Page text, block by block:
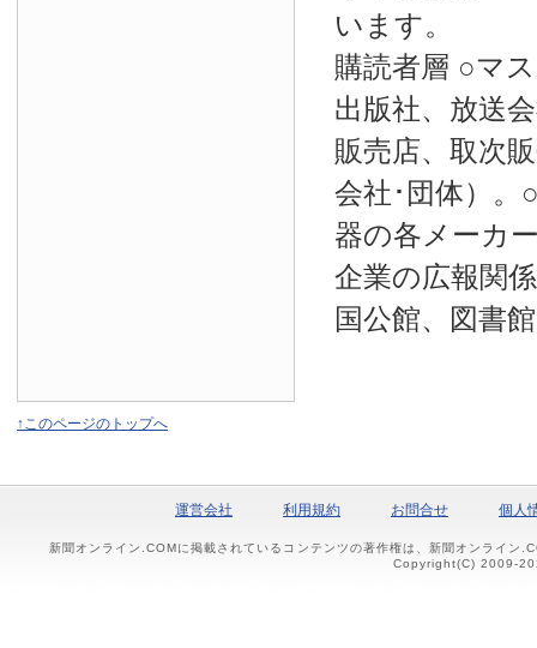
います。
購読者層 ○マ
出版社、放送
販売店、取次
会社･団体）。
器の各メーカ
企業の広報関
国公館、図書
↑このページのトップへ
運営会社 利用規約 お問合せ 個人
新聞オンライン.COMに掲載されているコンテンツの著作権は、新聞オンライン
Copyright(C) 2009-